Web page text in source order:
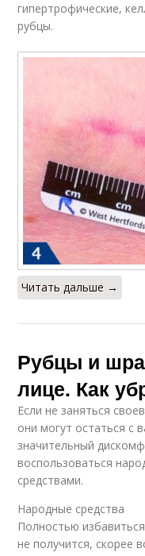
гипертрофические,
рубцы.
Читать дальше →
Рубцы и
лице. Как
Если не заняться
они могут остаться с
значительный
воспользоваться
средствами.
Народные средства
Полностью
не получится, скорее